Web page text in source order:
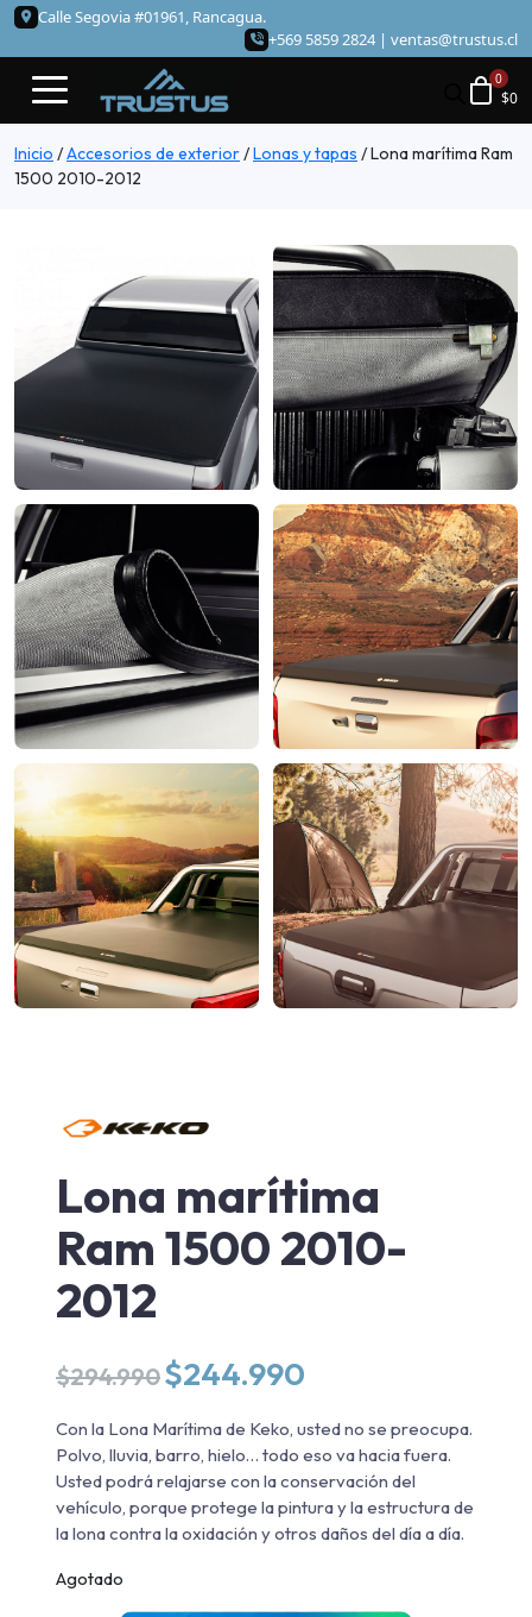
Calle Segovia #01961, Rancagua.
+569 5859 2824 | ventas@trustus.cl
$0
Inicio /Accesorios de exterior/Lonas y tapas /Lona marítima Ram
1500 2010-2012
Lona marítima
Ram 1500 2010-
2012
$294.990 El
precio
original
era:
$294.990.
$244.990
actual
es:
$244.990.
Con la Lona Marítima de Keko, usted no se preocupa.
Polvo, lluvia, barro, hielo… todo eso va hacia fuera.
Usted podrá relajarse con la conservación del
vehículo, porque protege la pintura y la estructura de
la lona contra la oxidación y otros daños del día a día.
Agotado